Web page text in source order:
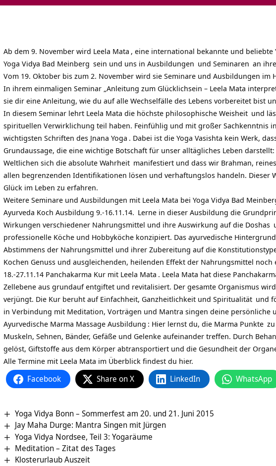
Ab dem 9. November wird Leela Mata , eine international bekannte und beliebte
Yoga Vidya Bad Meinberg sein und uns in Ausbildungen und Seminaren an
Vom 19. Oktober bis zum 2. November wird sie Seminare und Ausbildungen im
In ihrem einmaligen Seminar „Anleitung zum Glücklichsein – Leela Mata
sie dir eine Anleitung, wie du auf alle Wechselfälle des Lebens vorbereitet bist
In diesem Seminar lehrt Leela Mata die höchste philosophische Weisheit und
spirituellen Verwirklichung teil haben. Feinfühlig und mit großer Sachkenntnis
wichtigsten Schriften des Jnana Yoga . Dabei ist die Yoga Vasishta kein Werk,
Grundaussage, die eine wichtige Botschaft für unser alltägliches Leben
Weltlichen sich die absolute Wahrheit manifestiert und dass wir Brahman,
allen begrenzenden Identifikationen lösen und verhaftungslos handeln. Dieser
Glück im Leben zu erfahren.
Weitere Seminare und Ausbildungen mit Leela Mata bei Yoga Vidya Bad
Ayurveda Koch Ausbildung 9.-16.11.14. Lerne in dieser Ausbildung die
Wirkungen verschiedener Nahrungsmittel und ihre Auswirkung auf die Doshas
professionelle Köche und Hobbyköche konzipiert. Das ayurvedische
Abstimmens der Nahrungsmittel und ihrer Zubereitung auf die
Kochen Genuss und ausgleichenden, heilenden Effekt der Nahrungsmittel
18.-27.11.14 Panchakarma Kur mit Leela Mata . Leela Mata hat diese
Zellebene aus grundauf entgiftet und revitalisiert. Der gesamte Organismus
verjüngt. Die Kur beruht auf Einfachheit, Ganzheitlichkeit und Spiritualität und
in Verbindung mit Meditation, Vorträgen und Mantra singen deine persönliche
Ayurvedische Marma Massage Ausbildung : Hier lernst du, die Marma Punkte
Muskeln, Sehnen, Bänder, Gefäße und Gelenke aufeinander treffen. Durch
gelöst, Giftstoffe aus dem Körper abtransportiert und die Gesundheit der
Alle Termine mit Leela Mata im Überblick findest du hier.
Facebook Share on X LinkedIn WhatsApp
Yoga Vidya Bonn – Sommerfest am 20. und 21. Juni 2015
Jay Maha Durge: Mantra Singen mit Jürgen
Yoga Vidya Nordsee, Teil 3: Yogaräume
Meditation – Zitat des Tages
Klosterurlaub Auszeit